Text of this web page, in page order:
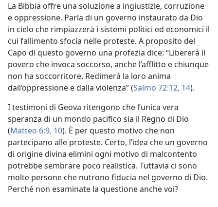
La Bibbia offre una soluzione a ingiustizie, corruzione
e oppressione. Parla di un governo instaurato da Dio
in cielo che rimpiazzerà i sistemi politici ed economici il
cui fallimento sfocia nelle proteste. A proposito del
Capo di questo governo una profezia dice: “Libererà il
povero che invoca soccorso, anche l’afflitto e chiunque
non ha soccorritore. Redimerà la loro anima
dall’oppressione e dalla violenza” (Salmo 72:12, 14).
I testimoni di Geova ritengono che l’unica vera
speranza di un mondo pacifico sia il Regno di Dio
(Matteo 6:9, 10). È per questo motivo che non
partecipano alle proteste. Certo, l’idea che un governo
di origine divina elimini ogni motivo di malcontento
potrebbe sembrare poco realistica. Tuttavia ci sono
molte persone che nutrono fiducia nel governo di Dio.
Perché non esaminate la questione anche voi?